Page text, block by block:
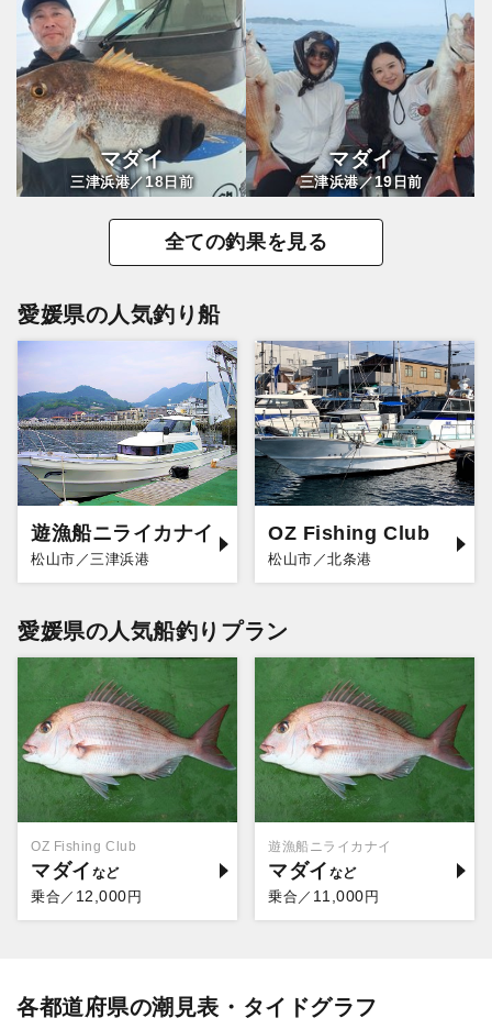
マダイ
三津浜港／18日前
マダイ
三津浜港／19日前
全ての釣果を見る
愛媛県の人気釣り船
遊漁船ニライカナイ
松山市／三津浜港
OZ Fishing Club
松山市／北条港
愛媛県の人気船釣りプラン
OZ Fishing Club
マダイ
乗合／ 12,000円
遊漁船ニライカナイ
マダイ
乗合／ 11,000円
各都道府県の潮見表・タイドグラフ